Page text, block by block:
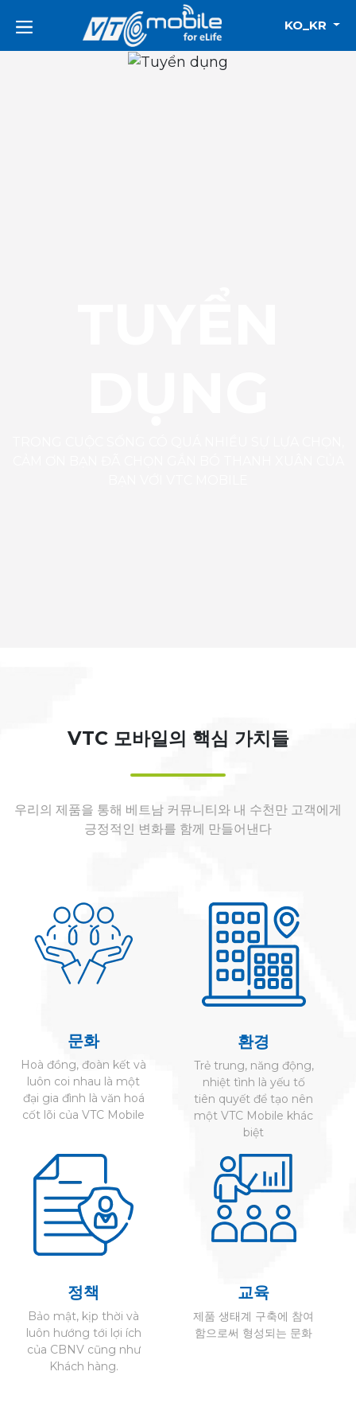
KO_KR
VTC 모바일의 핵심 가치들
우리의 제품을 통해 베트남 커뮤니티와 내 수천만 고객에게
긍정적인 변화를 함께 만들어낸다
문화
Hoà đồng, đoàn kết và
luôn coi nhau là một
đại gia đình là văn hoá
cốt lõi của VTC Mobile
환경
Trẻ trung, năng động,
nhiệt tình là yếu tố
tiên quyết để tạo nên
một VTC Mobile khác
biệt
정책
Bảo mật, kịp thời và
luôn hướng tới lợi ích
của CBNV cũng như
Khách hàng.
교육
제품 생태계 구축에 참여
함으로써 형성되는 문화